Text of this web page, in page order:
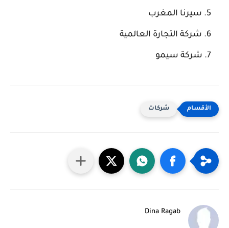
سيرنا المغرب
شركة التجارة العالمية
شركة سيمو
شركات
Dina Ragab